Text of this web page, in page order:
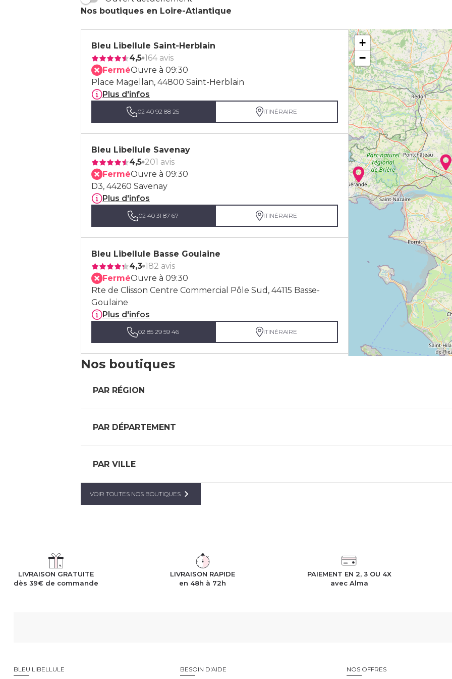
Nos boutiques en Loire-Atlantique
Bleu Libellule Saint-Herblain
4,5 164 avis
FerméOuvre à 09:30
Place Magellan, 44800 Saint-Herblain
Plus d'infos
02 40 92 88 25 ITINÉRAIRE
Bleu Libellule Savenay
4,5 201 avis
FerméOuvre à 09:30
D3, 44260 Savenay
Plus d'infos
02 40 31 87 67 ITINÉRAIRE
Bleu Libellule Basse Goulaine
4,3 182 avis
FerméOuvre à 09:30
Rte de Clisson Centre Commercial Pôle Sud, 44115 Basse-
Goulaine
Plus d'infos
02 85 29 59 46 ITINÉRAIRE
Bleu Libellule Saint Géréon
FerméOuvre à 10:00
4,6 132 avis
Fermé Ouvre à 09:30
+
−
Nos boutiques
PAR RÉGION
PAR DÉPARTEMENT
PAR VILLE
VOIR TOUTES NOS BOUTIQUES
LIVRAISON GRATUITE
dès 39€ de commande
LIVRAISON RAPIDE
en 48h à 72h
PAIEMENT EN 2, 3 OU 4X
avec Alma
BLEU LIBELLULE BESOIN D'AIDE NOS OFFRES